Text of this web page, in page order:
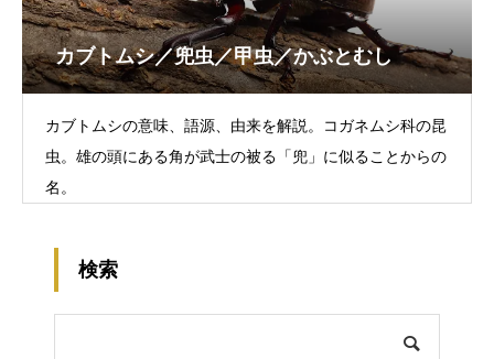
カブトムシ／兜虫／甲虫／かぶとむし
カブトムシの意味、語源、由来を解説。コガネムシ科の昆
虫。雄の頭にある角が武士の被る「兜」に似ることからの
名。
検索